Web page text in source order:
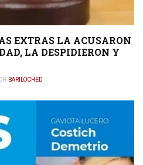
EXTRAS LA ACUSARON
LA DESPIDIERON Y
BARILOCHED